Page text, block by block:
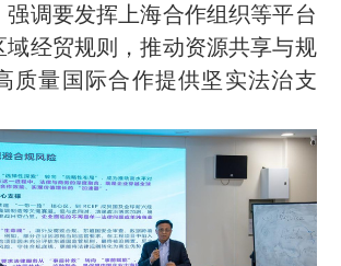
强调要发挥上海合作组织等平台
域经贸规则，推动资源共享与规
质量国际合作提供坚实法治支